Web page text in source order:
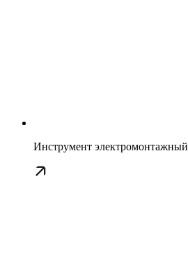
Инструмент электромонтажный